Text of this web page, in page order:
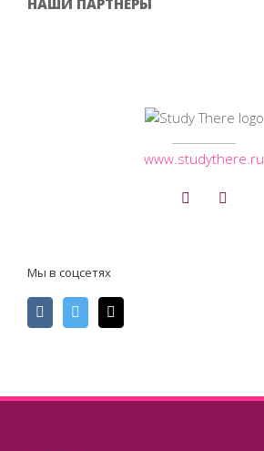
www.studythere.ru
Мы в соцсетях